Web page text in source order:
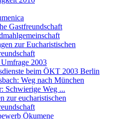
Gastfreundschaft
zur Eucharistischen
Umfrage 2003
beim ÖKT 2003 Berlin
Weg nach München
Schwierige Weg ...
zur eucharistischen
Ökumene